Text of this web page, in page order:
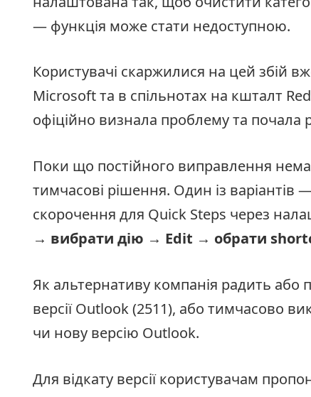
— функція може стати недоступною.
Користувачі скаржилися на цей збій
Microsoft та в спільнотах на кшталт
офіційно визнала проблему та почала
Поки що постійного виправлення
тимчасові рішення. Один із варіантів
скорочення для Quick Steps через
→ вибрати дію → Edit → обрати
Як альтернативу компанія радить або
версії Outlook (2511), або тимчасово
чи нову версію Outlook.
Для відкату версії користувачам